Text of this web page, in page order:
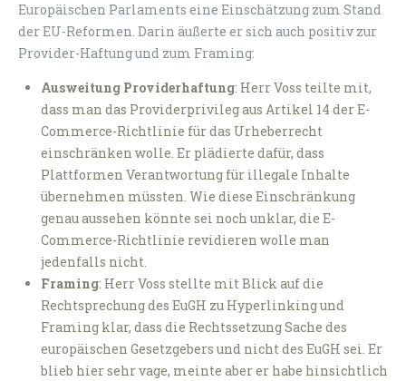
Europäischen Parlaments eine Einschätzung zum Stand
der EU-Reformen. Darin äußerte er sich auch positiv zur
Provider-Haftung und zum Framing:
Ausweitung Providerhaftung: Herr Voss teilte mit,
dass man das Providerprivileg aus Artikel 14 der E-
Commerce-Richtlinie für das Urheberrecht
einschränken wolle. Er plädierte dafür, dass
Plattformen Verantwortung für illegale Inhalte
übernehmen müssten. Wie diese Einschränkung
genau aussehen könnte sei noch unklar, die E-
Commerce-Richtlinie revidieren wolle man
jedenfalls nicht.
Framing: Herr Voss stellte mit Blick auf die
Rechtsprechung des EuGH zu Hyperlinking und
Framing klar, dass die Rechtssetzung Sache des
europäischen Gesetzgebers und nicht des EuGH sei. Er
blieb hier sehr vage, meinte aber er habe hinsichtlich